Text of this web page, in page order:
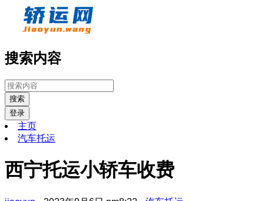
搜索内容
搜索
登录
主页
汽车托运
西宁托运小轿车收费